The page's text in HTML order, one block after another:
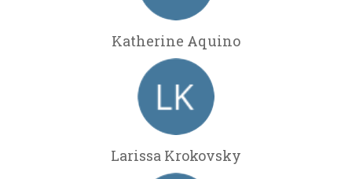
Katherine Aquino
Larissa Krokovsky